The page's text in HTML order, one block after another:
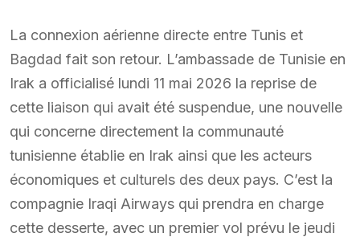
La connexion aérienne directe entre Tunis et
Bagdad fait son retour. L’ambassade de Tunisie en
Irak a officialisé lundi 11 mai 2026 la reprise de
cette liaison qui avait été suspendue, une nouvelle
qui concerne directement la communauté
tunisienne établie en Irak ainsi que les acteurs
économiques et culturels des deux pays. C’est la
compagnie Iraqi Airways qui prendra en charge
cette desserte, avec un premier vol prévu le jeudi